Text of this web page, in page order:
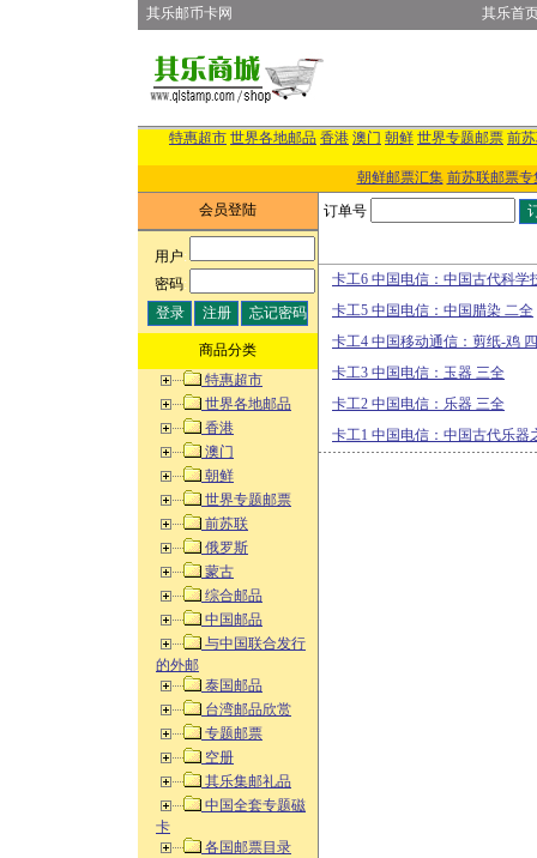
其乐邮币卡网 其乐首
特惠超市 世界各地邮品 香港 澳门 朝鲜 世界专题邮票 前
朝鲜邮票汇集 前苏联邮票专
会员登陆
用户:
密码:
商品分类
特惠超市
世界各地邮品
香港
澳门
朝鲜
世界专题邮票
前苏联
俄罗斯
蒙古
综合邮品
中国邮品
与中国联合发行
的外邮
泰国邮品
台湾邮品欣赏
专题邮票
空册
其乐集邮礼品
中国全套专题磁
卡
各国邮票目录
订单号
卡工6 中国电信：中国古代科
卡工5 中国电信：中国腊染 二全
卡工4 中国移动通信：剪纸-鸡
卡工3 中国电信：玉器 三全
卡工2 中国电信：乐器 三全
卡工1 中国电信：中国古代乐器